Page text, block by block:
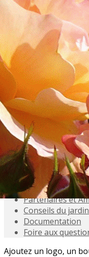
Exporter les lignes
Exporter toutes
Exporter
Menu
<
>
Accueil
Présentation
Activités
Adhésions
Évènements à
Agenda
Souvenez-vous
Inscriptions aux
Galeries photo
Partenaires et
Conseils du
Documentation
Foire aux
Ajoutez un logo, un